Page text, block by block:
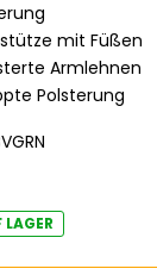
mit Füßen
Armlehnen
Polsterung
LAGER